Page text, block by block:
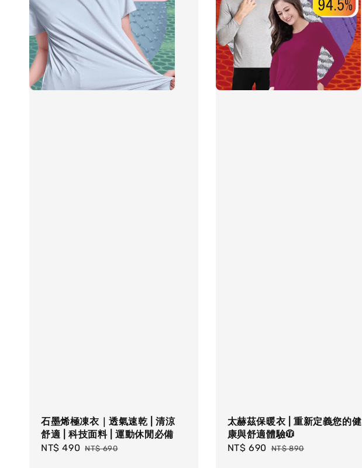
石墨烯極凍衣｜透氣速乾 | 清涼
舒適 | 科技面料 | 運動休閒必備
Sale
NT$ 490 Regular
NT$ 690
太赫茲保暖衣 | 重新定義您的健
康與舒適體驗🧥
Sale
NT$ 690 Regular
NT$ 890